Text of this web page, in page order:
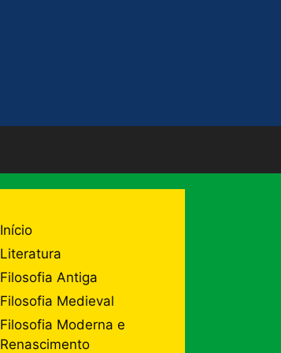
Início
Literatura
Filosofia Antiga
Filosofia Medieval
Filosofia Moderna e
Renascimento